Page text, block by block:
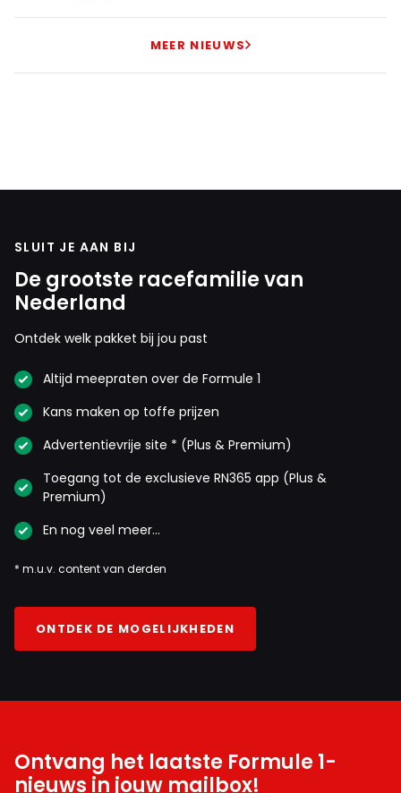
MEER NIEUWS
SLUIT JE AAN BIJ
De grootste racefamilie van
Nederland
Ontdek welk pakket bij jou past
Altijd meepraten over de Formule 1
Kans maken op toffe prijzen
Advertentievrije site * (Plus & Premium)
Toegang tot de exclusieve RN365 app (Plus &
Premium)
En nog veel meer…
* m.u.v. content van derden
ONTDEK DE MOGELIJKHEDEN
Ontvang het laatste Formule 1-
nieuws in jouw mailbox!